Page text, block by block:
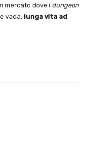
mercato dove i dungeon
vada: lunga vita ad